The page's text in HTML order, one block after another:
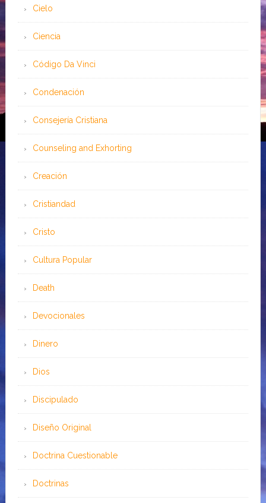
Cielo
Ciencia
Código Da Vinci
Condenación
Consejería Cristiana
Counseling and Exhorting
Creación
Cristiandad
Cristo
Cultura Popular
Death
Devocionales
Dinero
Dios
Discipulado
Diseño Original
Doctrina Cuestionable
Doctrinas